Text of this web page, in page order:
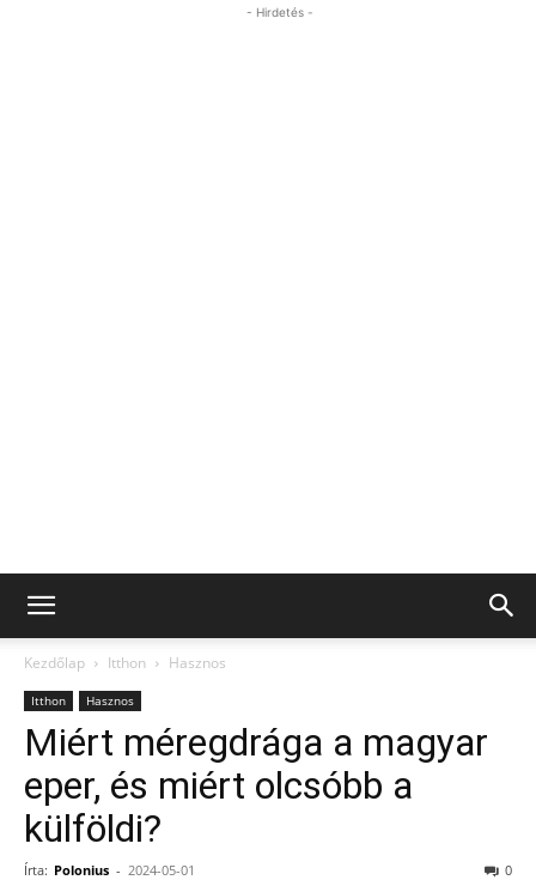
- Hirdetés -
Kezdőlap Itthon Hasznos
Itthon Hasznos
Miért méregdrága a magyar
eper, és miért olcsóbb a
külföldi?
Írta: Polonius - 2024-05-01 0